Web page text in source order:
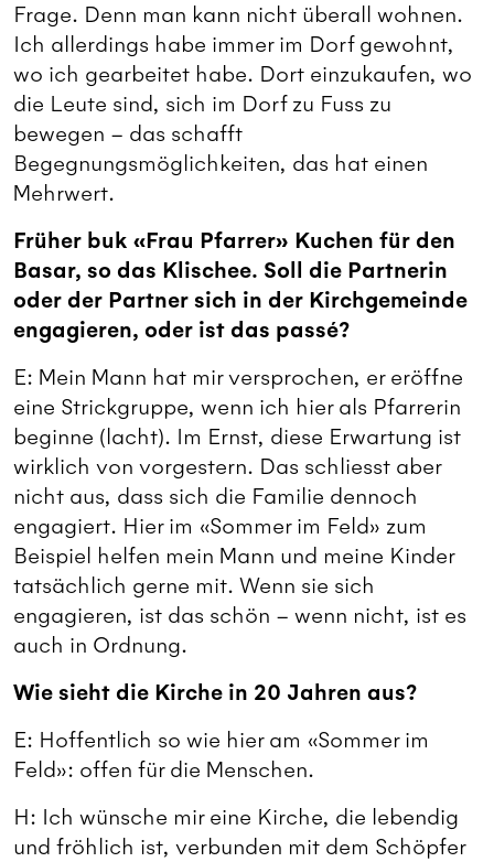
Frage. Denn man kann nicht überall wohnen.
Ich allerdings habe immer im Dorf gewohnt,
wo ich gearbeitet habe. Dort einzukaufen, wo
die Leute sind, sich im Dorf zu Fuss zu
bewegen – das schafft
Begegnungsmöglichkeiten, das hat einen
Mehrwert.
Früher buk «Frau Pfarrer» Kuchen für den
Basar, so das Klischee. Soll die Partnerin
oder der Partner sich in der Kirchgemeinde
engagieren, oder ist das passé?
E: Mein Mann hat mir versprochen, er eröffne
eine Strickgruppe, wenn ich hier als Pfarrerin
beginne (lacht). Im Ernst, diese Erwartung ist
wirklich von vorgestern. Das schliesst aber
nicht aus, dass sich die Familie dennoch
engagiert. Hier im «Sommer im Feld» zum
Beispiel helfen mein Mann und meine Kinder
tatsächlich gerne mit. Wenn sie sich
engagieren, ist das schön – wenn nicht, ist es
auch in Ordnung.
Wie sieht die Kirche in 20 Jahren aus?
E: Hoffentlich so wie hier am «Sommer im
Feld»: offen für die Menschen.
H: Ich wünsche mir eine Kirche, die lebendig
und fröhlich ist, verbunden mit dem Schöpfer